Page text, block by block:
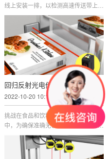
线上安装一排，以检测高速传送带上存
在的物体。...
回归反射光电传感器纸箱计数
2022-10-20 10:15:25
挑战在食品和饮料产品的二次包装过程
中，为确保准确无误，先对产品进行计
数，然后再将产品放入大箱子中十分重
要。此应用需要使用一种可靠的 ...